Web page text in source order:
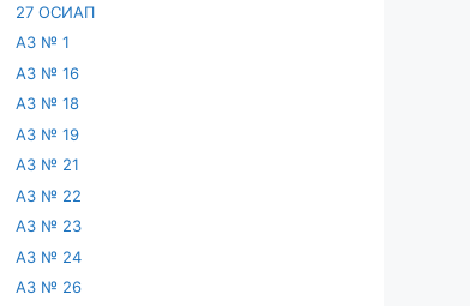
27 ОСИАП
АЗ № 1
АЗ № 16
АЗ № 18
АЗ № 19
АЗ № 21
АЗ № 22
АЗ № 23
АЗ № 24
АЗ № 26